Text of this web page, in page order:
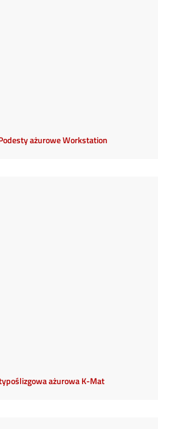
ażurowe Workstation
ażurowa K-Mat